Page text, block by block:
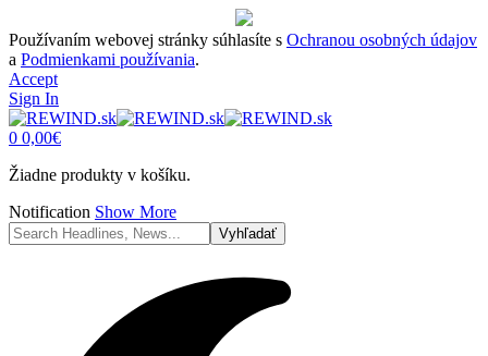
Používaním webovej stránky súhlasíte s Ochranou osobných údajov
a Podmienkami používania.
Accept
Sign In
0 0,00€
Žiadne produkty v košíku.
Notification Show More